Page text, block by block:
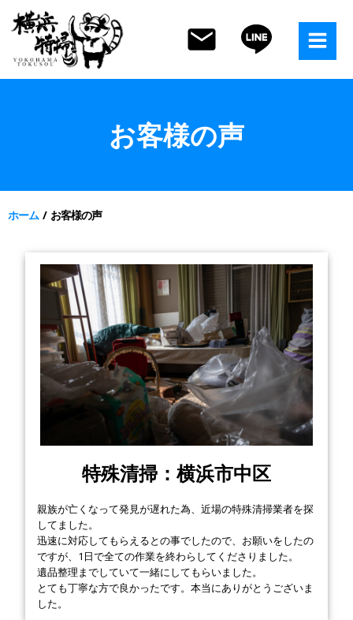
ン
テ
ツ
ス
キ
お客様の声
ホーム お客様の声
特殊清掃：横浜市中区
親族が亡くなって発見が遅れた為、近場の特殊清掃業者を探
してました。
迅速に対応してもらえるとの事でしたので、お願いをしたの
ですが、1日で全ての作業を終わらしてくださりました。
遺品整理までしていて一緒にしてもらいました。
とても丁寧な方で良かったです。本当にありがとうございま
した。